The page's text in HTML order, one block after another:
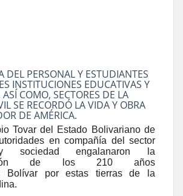
DEL PERSONAL Y ESTUDIANTES
INSTITUCIONES EDUCATIVAS Y
COMO, SECTORES DE LA
SE RECORDÓ LA VIDA Y OBRA
DE AMÉRICA.
Tovar del Estado Bolivariano de
en compañía del sector
sociedad engalanaron la
de los 210 años
Bolívar por estas tierras de la